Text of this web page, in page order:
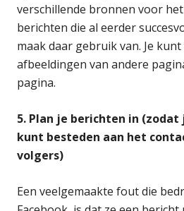
verschillende bronnen voor
berichten die al eerder
maak daar gebruik van. Je
afbeeldingen van andere
pagina.
5. Plan je berichten in
kunt besteden aan het
volgers)
Een veelgemaakte fout die